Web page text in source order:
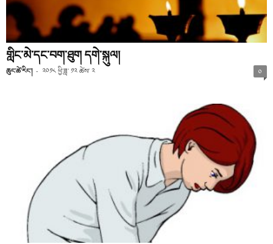
གླིང་མེ་དང་བག་ཐུག དགེ་སྐུལ།
ཆུང་ཚེ་རིང་། - ༢༠༡༨ ཕྱི་ཟླ་ ༡༢ ཚེས་ ༢ ༠